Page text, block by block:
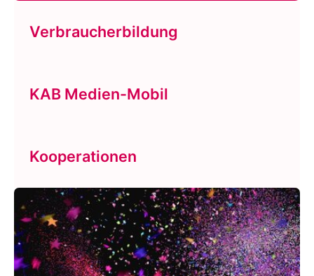
Verbraucherbildung
KAB Medien-Mobil
Kooperationen